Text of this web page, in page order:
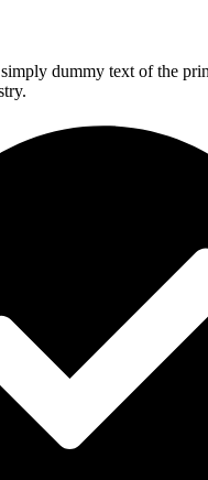
dummy text of the